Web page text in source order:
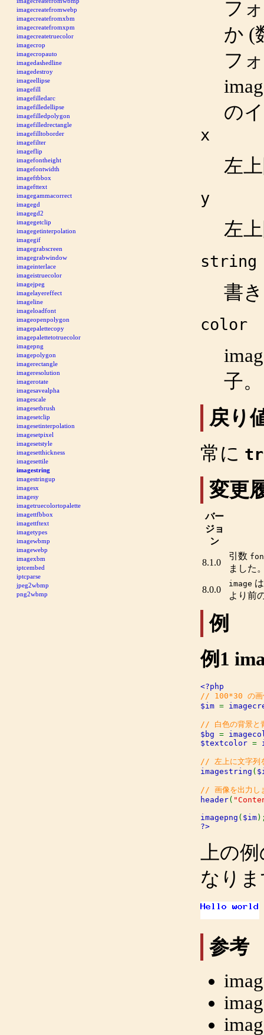
imagecreatefromwebp
imagecreatefromxbm
imagecreatefromxpm
imagecreatetruecolor
imagecrop
imagecropauto
imagedashedline
imagedestroy
imageellipse
imagefill
imagefilledarc
imagefilledellipse
imagefilledpolygon
imagefilledrectangle
imagefilltoborder
imagefilter
imageflip
imagefontheight
imagefontwidth
imageftbbox
imagefttext
imagegammacorrect
imagegd
imagegd2
imagegetclip
imagegetinterpolation
imagegif
imagegrabscreen
imagegrabwindow
imageinterlace
imageistruecolor
imagejpeg
imagelayereffect
imageline
imageloadfont
imageopenpolygon
imagepalettecopy
imagepalettetotruecolor
imagepng
imagepolygon
imagerectangle
imageresolution
imagerotate
imagesavealpha
imagescale
imagesetbrush
imagesetclip
imagesetinterpolation
imagesetpixel
imagesetstyle
imagesetthickness
imagesettile
imagestring
imagestringup
imagesx
imagesy
imagetruecolortopalette
imagettfbbox
imagettftext
imagetypes
imagewbmp
imagewebp
imagexbm
iptcembed
iptcparse
jpeg2wbmp
png2wbmp
フ
か (
フ
の
x
左
y
左
string
書
color
子。
戻り
常に
変更
バー
ジョ
ン
8.1.0
引数
ました
8.0.0
image
より前
例
例1
$im =
$bg =
$textcolor =
imagestring (
header(
imagepng ( $im
?>
上の
なり
参考